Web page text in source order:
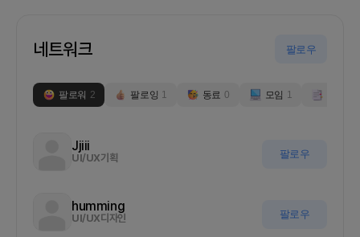
네트워크 팔로우
팔로워 2 팔로잉 1 동료 0 모임 1
Jjiii
UI/UX기획 팔로우
humming
UI/UX디자인 팔로우